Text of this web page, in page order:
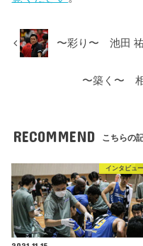
〜彩り〜 池田
〜築く〜
RECOMMEND こちらの
インタビュー